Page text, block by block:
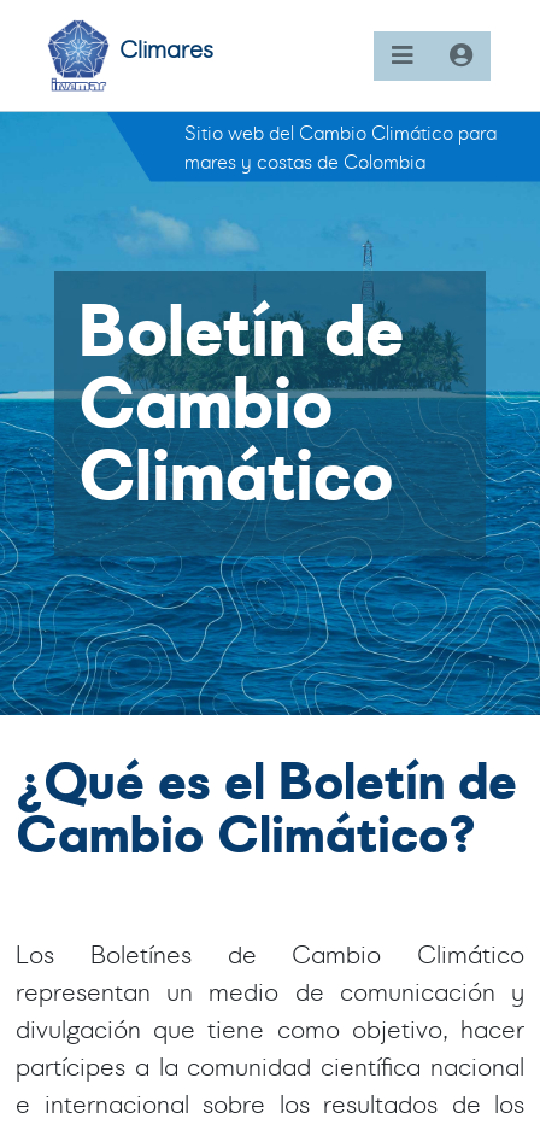
Climares
Sitio web del Cambio Climático para
mares y costas de Colombia
Boletín de
Cambio
Climático
¿Qué es el Boletín de
Cambio Climático?
Los Boletínes de Cambio Climático
representan un medio de comunicación y
divulgación que tiene como objetivo, hacer
partícipes a la comunidad científica nacional
e internacional sobre los resultados de los